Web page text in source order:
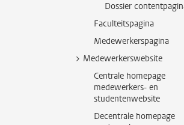
Dossier
Faculteitspagina
Medewerkerspagina
Medewerkerswebsite
Centrale homepage
medewerkers- en
studentenwebsite
Decentrale homepage